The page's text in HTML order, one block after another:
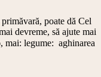
poate dă Cel
devreme, să ajute mai
mai: legume: aghinarea